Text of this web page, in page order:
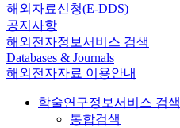
해외자료신청(E-DDS)
공지사항
해외전자정보서비스 검색
Databases & Journals
해외전자자료 이용안내
학술연구정보서비스 검색
통합검색